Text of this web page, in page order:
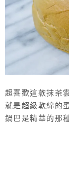
超喜歡這款抹茶
就是超級軟綿的
鍋巴是精華的那
無奶無麩質，吃